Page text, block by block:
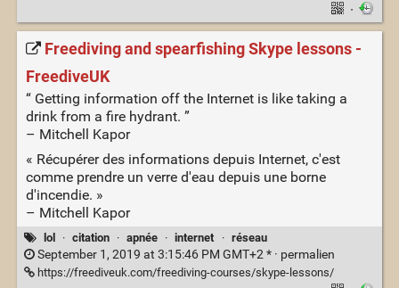
·
Freediving and spearfishing Skype lessons -
FreediveUK
“ Getting information off the Internet is like taking a
drink from a fire hydrant. ”
– Mitchell Kapor
« Récupérer des informations depuis Internet, c'est
comme prendre un verre d'eau depuis une borne
d'incendie. »
– Mitchell Kapor
lol · citation · apnée · internet · réseau
September 1, 2019 at 3:15:46 PM GMT+2 * · permalien
https://freediveuk.com/freediving-courses/skype-lessons/